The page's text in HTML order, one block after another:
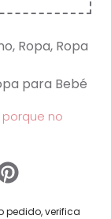
, Ropa, Ropa
para Bebé
no
pedido, verifica